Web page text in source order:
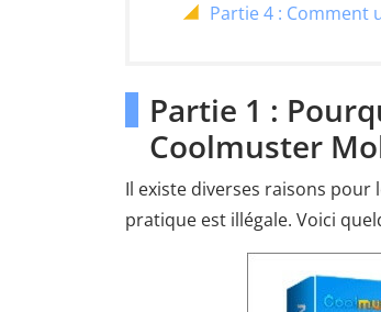
Partie 4 : Comment
Partie 1 :
Coolmuster
Il existe diverses raisons
pratique est illégale. Voici